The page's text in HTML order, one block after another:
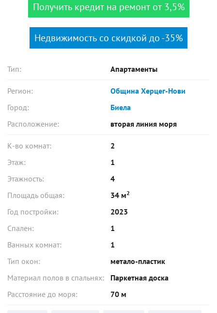
Получить кредит на ремонт от 3,5%
Недвижимость со скидкой до -35%
Тип: Апартаменты
Регион:
Община Херцег-Нови
Город:
Биела
Расположение:
вторая линия моря
К-во комнат:
2
Этаж:
1
Этажность:
4
Площадь общая:
34 м2
Год постройки:
2023
Спален:
1
Ванных комнат:
1
Тип окон:
метало-пластик
Материал полов в спальнях:
Паркетная доска
Расстояние до моря:
70 м